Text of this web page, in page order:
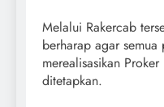
Melalui Rakercab
berharap agar semua
merealisasikan
ditetapkan.